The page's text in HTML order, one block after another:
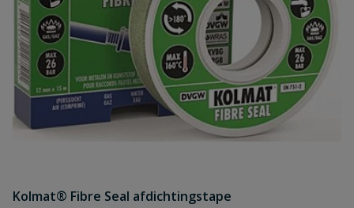
Kolmat® Fibre Seal afdichtingstape